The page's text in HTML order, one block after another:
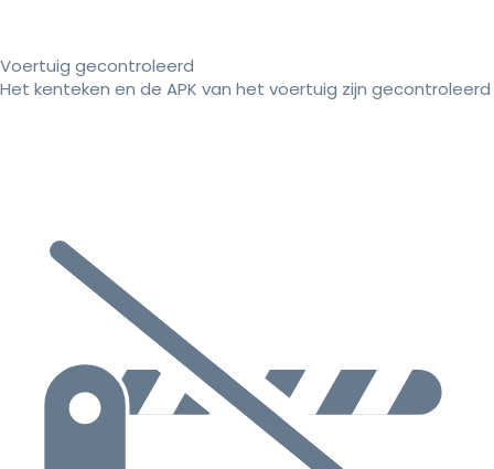
Voertuig gecontroleerd
Het kenteken en de APK van het voertuig zijn gecontroleerd